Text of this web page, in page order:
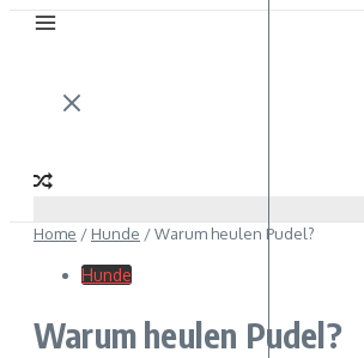
Home / Hunde /Warum heulen Pudel?
Hunde
Warum heulen Pudel?